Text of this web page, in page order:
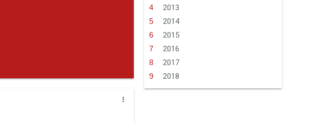
2013
2014
2015
2016
2017
2018